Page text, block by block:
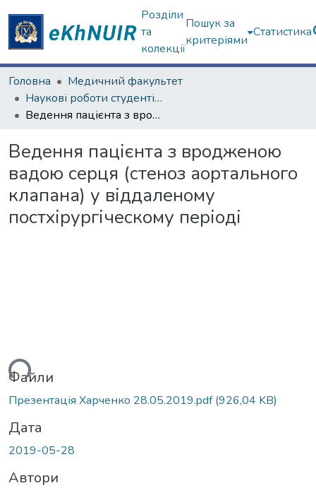
Розділи
та
колекції
Пошук за
критеріями
Статистика
Головна
Медичний факультет
Наукові роботи студентів та аспірантів. Медичний факультет
Ведення пацієнта з вродженою вадою серця (стеноз аортального клапана) у віддаленому постхірургіческому періоді
Ведення пацієнта з вродженою
вадою серця (стеноз аортального
клапана) у віддаленому
постхірургіческому періоді
Файли
Презентація Харченко 28.05.2019.pdf(926,04 KB)
Дата
2019-05-28
Автори